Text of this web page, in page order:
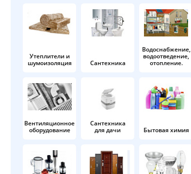
Утеплители и
шумоизоляция
Сантехника
Водоснабжение,
водоотведение,
отопление.
Вентиляционное
оборудование
Сантехника
для дачи
Бытовая химия